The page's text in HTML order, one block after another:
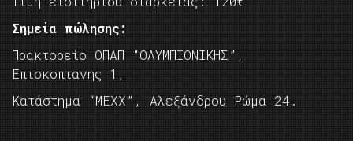
Σημεία πώλησης:
Πρακτορείο ΟΠΑΠ “ΟΛΥΜΠΙΟΝΙΚΗΣ”,
Επισκοπιανης 1,
Κατάστημα “MEXX”, Αλεξάνδρου Ρώμα 24.